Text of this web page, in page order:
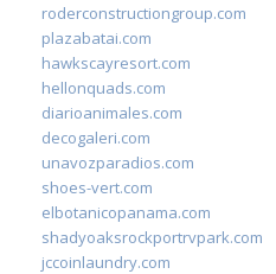
roderconstructiongroup.com
plazabatai.com
hawkscayresort.com
hellonquads.com
diarioanimales.com
decogaleri.com
unavozparadios.com
shoes-vert.com
elbotanicopanama.com
shadyoaksrockportrvpark.com
jccoinlaundry.com